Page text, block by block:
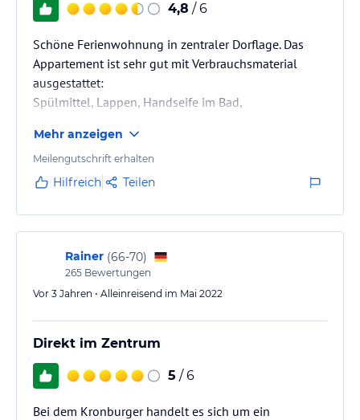
4,8 / 6
Schöne Ferienwohnung in zentraler Dorflage. Das
Appartement ist sehr gut mit Verbrauchsmaterial
ausgestattet:
Spülmittel, Lappen, Handseife im Bad,
Toilettenpapier und Küchenrolle waren da.
Geschirr und Küchenausrüstung ist wie in den
meisten Ferienwohnungen eher wenig vorhanden -
Das Doppelbett im Schlafzimmer ist sehr bequem, die
Schlafcouch im Wohnzimmer nicht so sehr. Beim
Schlafen gestört hat vor allem ein klapperndes
Geräusch, das…
Mehr anzeigen
Meilengutschrift erhalten
Hilfreich Teilen
Rainer (66-70)
265 Bewertungen
Vor 3 Jahren • Alleinreisend im Mai 2022
Direkt im Zentrum
5 / 6
Bei dem Kronburger handelt es sich um ein